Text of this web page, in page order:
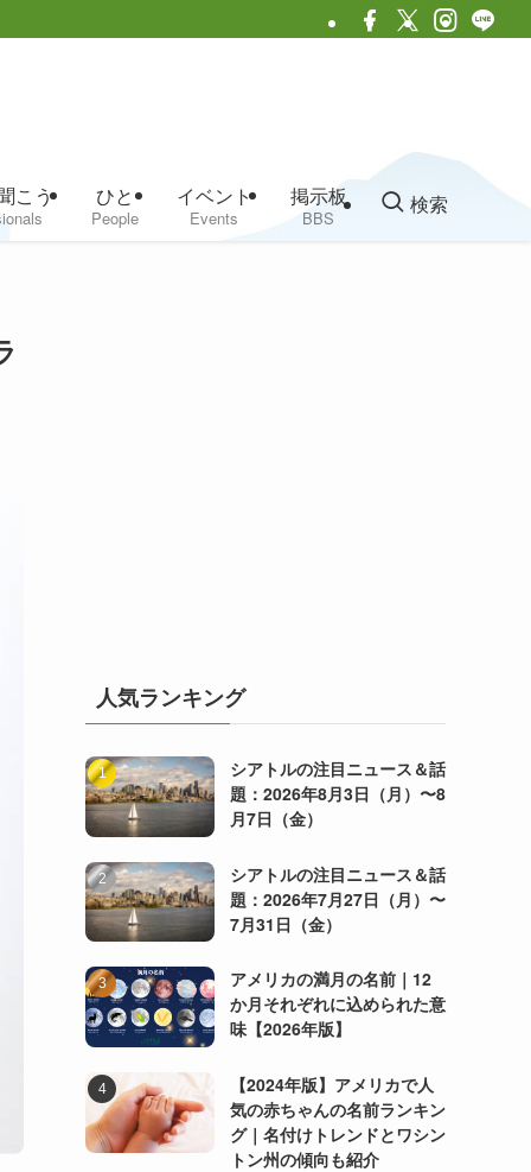
こう ひと
People
イベント
Events
掲示板
BBS
検索
人気ランキング
シアトルの注目ニュース＆話
題：2026年8月3日（月）〜8
月7日（金）
シアトルの注目ニュース＆話
題：2026年7月27日（月）〜
7月31日（金）
アメリカの満月の名前｜12
か月それぞれに込められた意
味【2026年版】
【2024年版】アメリカで人
気の赤ちゃんの名前ランキン
グ｜名付けトレンドとワシン
トン州の傾向も紹介